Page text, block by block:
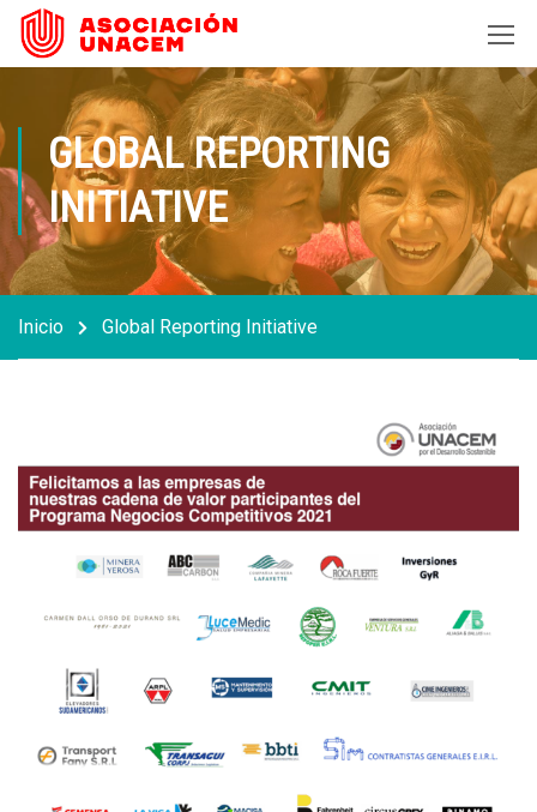
GLOBAL REPORTING
INITIATIVE
Inicio Global Reporting Initiative